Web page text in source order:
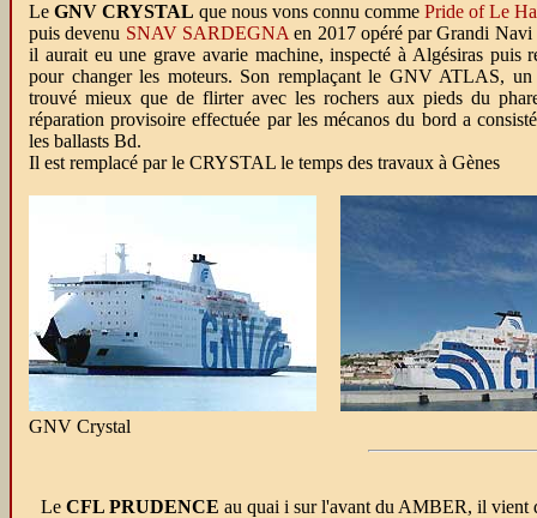
Le GNV CRYSTAL que nous vons connu comme Pride of Le
puis devenu SNAV SARDEGNA en 2017 opéré par Grandi
il aurait eu une grave avarie machine, inspecté à Algésiras puis
pour changer les moteurs. Son remplaçant le GNV ATLAS, un
trouvé mieux que de flirter avec les rochers aux pieds du
réparation provisoire effectuée par les mécanos du bord a
les ballasts Bd.
Il est remplacé par le CRYSTAL le temps des travaux à Gènes
GNV Crystal
Le CFL PRUDENCE au quai i sur l'avant du AMBER, il vient